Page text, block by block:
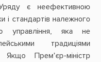
є неефективною
і стандартів належного
управління, яка не
традиціями
Якщо Прем’єр-міністр